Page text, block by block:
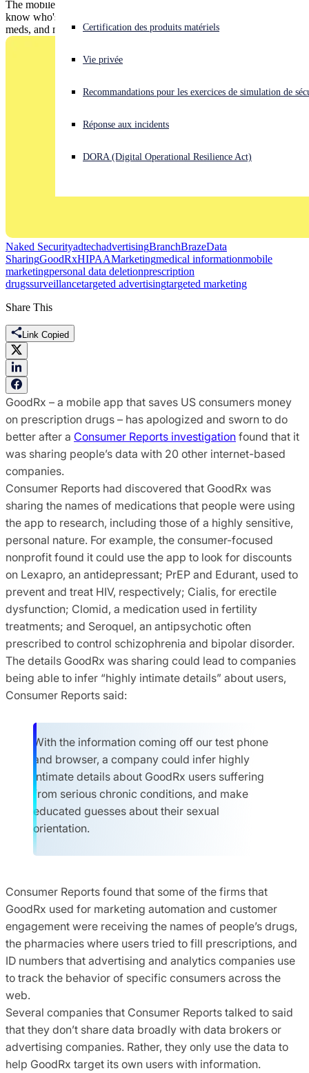
Vous subissez une cyberattaque ? Obtenez une aide immédiate.
Se connecter
Open language switcher
Certification des produits matériels
Vie privée
Recommandations pour les exercices de simulation de
Réponse aux incidents
DORA (Digital Operational Resilience Act)
The mobile app saves people money but was letting 20 companies
know who's taking antipsychotics, erectile dysfunction and HIV
meds, and more.
Naked SecurityadtechadvertisingBranchBrazeData
SharingGoodRxHIPAAMarketingmedical informationmobile
marketingpersonal data deletionprescription
drugssurveillancetargeted advertisingtargeted marketing
Share This
Link Copied
GoodRx – a mobile app that saves US consumers money
on prescription drugs – has apologized and sworn to do
better after a Consumer Reports investigation found that it
was sharing people’s data with 20 other internet-based
companies.
Consumer Reports had discovered that GoodRx was
sharing the names of medications that people were using
the app to research, including those of a highly sensitive,
personal nature. For example, the consumer-focused
nonprofit found it could use the app to look for discounts
on Lexapro, an antidepressant; PrEP and Edurant, used to
prevent and treat HIV, respectively; Cialis, for erectile
dysfunction; Clomid, a medication used in fertility
treatments; and Seroquel, an antipsychotic often
prescribed to control schizophrenia and bipolar disorder.
The details GoodRx was sharing could lead to companies
being able to infer “highly intimate details” about users,
Consumer Reports said:
With the information coming off our test phone
and browser, a company could infer highly
intimate details about GoodRx users suffering
from serious chronic conditions, and make
educated guesses about their sexual
orientation.
Consumer Reports found that some of the firms that
GoodRx used for marketing automation and customer
engagement were receiving the names of people’s drugs,
the pharmacies where users tried to fill prescriptions, and
ID numbers that advertising and analytics companies use
to track the behavior of specific consumers across the
web.
Several companies that Consumer Reports talked to said
that they don’t share data broadly with data brokers or
advertising companies. Rather, they only use the data to
help GoodRx target its own users with information.